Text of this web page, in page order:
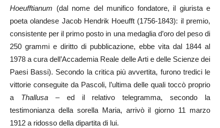
Hoeufftianum (dal nome del munifico fondatore, il giurista e
poeta olandese Jacob Hendrik Hoeufft (1756-1843): il premio,
consistente per il primo posto in una medaglia d’oro del peso di
250 grammi e diritto di pubblicazione, ebbe vita dal 1844 al
1978 a cura dell’Accademia Reale delle Arti e delle Scienze dei
Paesi Bassi). Secondo la critica più avvertita, furono tredici le
vittorie conseguite da Pascoli, l’ultima delle quali toccò proprio
a Thallusa– ed il relativo telegramma, secondo la
testimonianza della sorella Maria, arrivò il giorno 11 marzo
1912 a ridosso della dipartita di lui.